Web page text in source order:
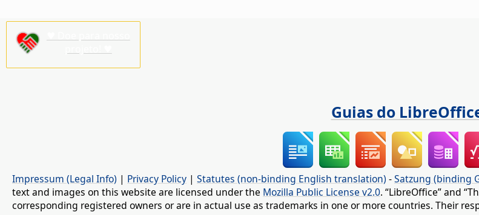
Guias do
Impressum (Legal Info) | Privacy Policy | Statutes (non-binding English translation) -Satzung (binding
text and images on this website are licensed under the Mozilla Public License v2.0. “LibreOffice” and
corresponding registered owners or are in actual use as trademarks in one or more countries. Their